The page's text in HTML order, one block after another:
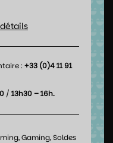
: +33 (0)4 11 91
/ 13h30 – 16h.
,Gaming,Soldes